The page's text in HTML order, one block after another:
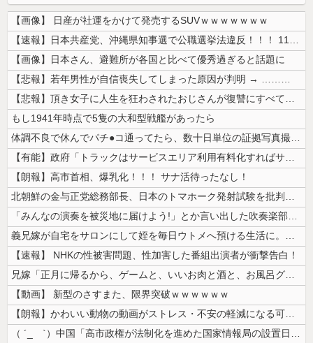
【画像】 日産が社運をかけて発売するSUVｗｗｗｗｗｗｗ
【速報】日本共産党、沖縄県知事選で公職選挙法違反！！！ 110番通報さ...
【画像】日本さん、避難所が各国と比べて優秀過ぎると話題に
【悲報】若年男性が自信喪失してしまった原因が判明 → ………
【悲報】頂き女子に人生を狂わされたおじさんが復讐にすべてを捧げるヱロゲ...
もし1941年時点で5隻の大和型戦艦があったら
体調不良で休んでパチ●コ通ってたら、数十日単位の証拠写真撮られて会社ク...
【有能】政府「トラックはサービスエリア利用有料化すればサボらず走るし流...
【朗報】高市首相、爆乳化！！！ サナ活待ったなし！
北朝鮮の金与正党総務部長、日本のトマホーク発射試験を批判…「軍事的選択...
「みんなの演奏を被災地に届けよう!」とか言い出した吹奏楽部の顧問、だが...
義兄嫁が自宅をサロンにして姪を毎日ウトメへ預ける生活に。数年後、そのツ...
【速報】 NHKの性被害問題、性加害した番組出演者が衝撃告白！
兄嫁「正月に帰るから、ゲームと、いいお肉と酒と、お風呂グッズの準備しと...
【動画】 新型のさすまた、限界突破ｗｗｗｗｗｗ
【朗報】かわいい動物の動画がストレス・不安の軽減になる可能性。英大学の...
（ ´_ゝ`）中国「高市政権が法制化を進めた国家情報局の設置日が7月3...